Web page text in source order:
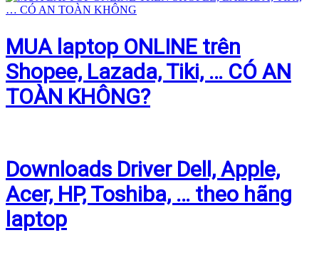
MUA laptop ONLINE trên
Shopee, Lazada, Tiki, … CÓ AN
TOÀN KHÔNG?
Downloads Driver Dell, Apple,
Acer, HP, Toshiba, … theo hãng
laptop